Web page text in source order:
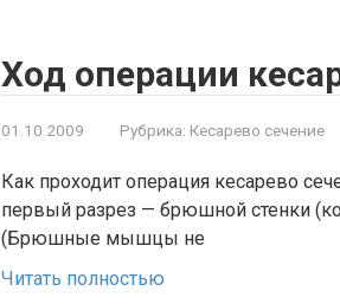
Ход операции
01.10.2009 Рубрика: Кесарево сечение
Как проходит операция кесарево
первый разрез — брюшной стенки
(Брюшные мышцы не
Читать полностью